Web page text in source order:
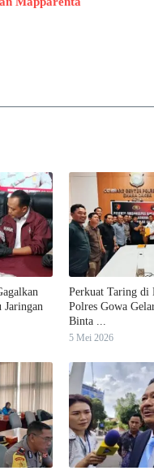
Jaringan
Perkuat Taring di
Polres Gowa
Binta ...
5 Mei 2026